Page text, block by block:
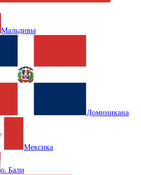
Мальдивы
Доминикана
Мексика
о. Бали